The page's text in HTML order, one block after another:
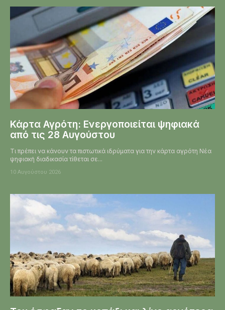
Κάρτα Αγρότη: Ενεργοποιείται ψηφιακά
από τις 28 Αυγούστου
Τι πρέπει να κάνουν τα πιστωτικά ιδρύματα για την κάρτα αγρότη Νέα
ψηφιακή διαδικασία τίθεται σε...
10 Αυγούστου 2026